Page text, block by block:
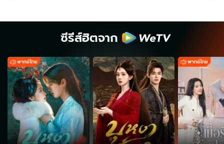
ซีรีส์ฮิตจาก